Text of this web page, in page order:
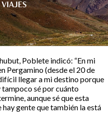
Poblete indicó: “En mi
Pergamino (desde el 20 de
llegar a mi destino porque
tampoco sé por cuánto
aunque sé que esta
hay gente que también la está